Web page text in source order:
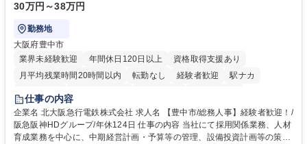
30万円～38万円
勤務地
大阪府豊中市
業界未経験歓迎
年間休日120日以上
資格取得支援あり
月平均残業時間20時間以内
転勤なし 経験者歓迎
駅ナカ
退職金あり
土日祝休み
服装自由 昼食補助あり 食事補助あり
仕事の内容
企業名 北大阪急行電鉄株式会社 求人名 【豊中市/総務人事】経験者歓迎！/
阪急阪神HDグループ/年休124日 仕事の内容 当社にて採用関係業務、人材
育成業務を中心に、中期経営計画・予算等の管理、設備投資計画等の策